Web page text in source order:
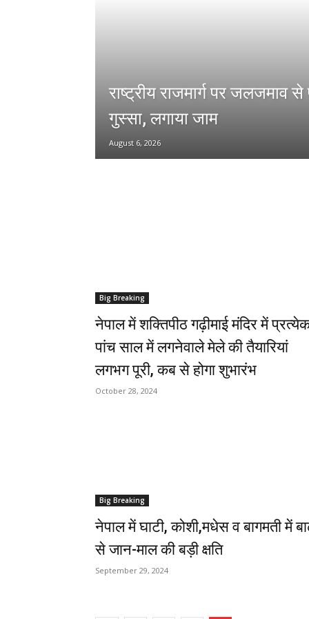
राष्ट्रीय राजमार्ग पर जलजमाव से
गुस्सा, लगाया जाम
August 6, 2026
Big Breaking
नेपाल में शक्तिपीठ गढ़ीमाई मंदिर में
पांच साल में लगनेवाले मेले की तैयारियां
लगभग पूरी, कब से होगा शुभारंभ
October 28, 2024
Big Breaking
नेपाल में घाटी, कोशी,मधेस व बागमती में
से जान-माल की बड़ी क्षति
September 29, 2024